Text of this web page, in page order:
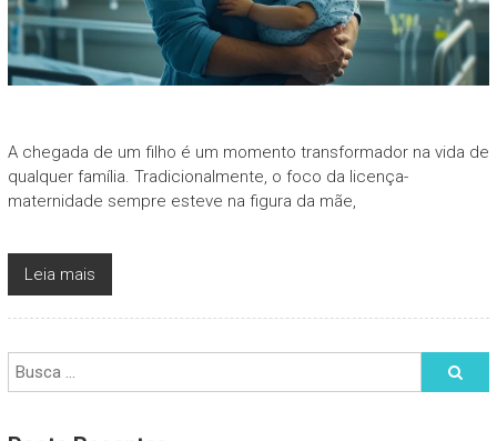
A chegada de um filho é um momento transformador na vida de
qualquer família. Tradicionalmente, o foco da licença-
maternidade sempre esteve na figura da mãe,
Leia mais